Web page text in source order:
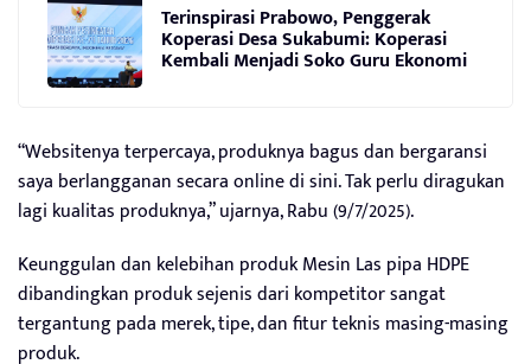
Terinspirasi Prabowo, Penggerak
Koperasi Desa Sukabumi: Koperasi
Kembali Menjadi Soko Guru Ekonomi
“Websitenya terpercaya, produknya bagus dan bergaransi
saya berlangganan secara online di sini. Tak perlu diragukan
lagi kualitas produknya,” ujarnya, Rabu (9/7/2025).
Keunggulan dan kelebihan produk Mesin Las pipa HDPE
dibandingkan produk sejenis dari kompetitor sangat
tergantung pada merek, tipe, dan fitur teknis masing-masing
produk.